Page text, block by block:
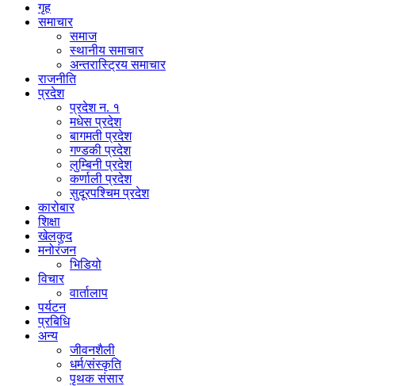
गृह
समाचार
समाज
स्थानीय समाचार
अन्तरास्ट्रिय समाचार
राजनीति
प्रदेश
प्रदेश न. १
मधेस प्रदेश
बागमती प्रदेश
गण्डकी प्रदेश
लुम्बिनी प्रदेश
कर्णाली प्रदेश
सुदूरपश्चिम प्रदेश
कारोबार
शिक्षा
खेलकुद
मनोरंजन
भिडियो
विचार
वार्तालाप
पर्यटन
प्रबिधि
अन्य
जीवनशैली
धर्म/संस्कृति
पृथक संसार